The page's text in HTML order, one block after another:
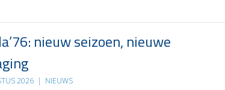
nieuw seizoen, nieuwe
2026 | NIEUWS